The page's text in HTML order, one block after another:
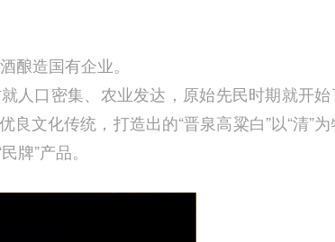
酿造国有企业。
人口密集、农业发达，原始先民时期就开始
文化传统，打造出的“晋泉高粱白”以“清”
牌”产品。